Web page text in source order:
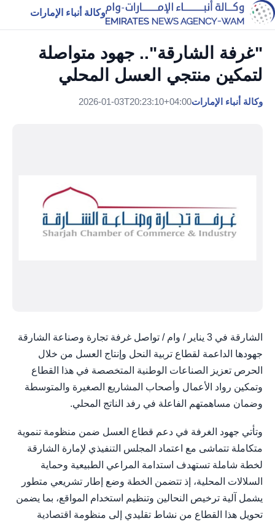
وكالة أنباء الإمارات
"غرفة الشارقة".. جهود متواصلة
لتمكين منتجي العسل المحلي
وكالة أنباء الإمارات2026-01-03T20:23:10+04:00
الشارقة في 3 يناير / وام / تواصل غرفة تجارة وصناعة الشارقة
جهودها الداعمة لقطاع تربية النحل وإنتاج العسل من خلال
الحرص تعزيز الصناعات الوطنية المتخصصة في هذا القطاع
وتمكين رواد الأعمال وأصحاب المشاريع الصغيرة والمتوسطة
وضمان مساهمتهم الفاعلة في رفد الناتج المحلي.
وتأتي جهود الغرفة في دعم قطاع العسل ضمن منظومة تنموية
متكاملة تتماشى مع اعتماد المجلس التنفيذي لإمارة الشارقة
لخطة شاملة تستهدف استدامة المراعي الطبيعية وحماية
السلالات المحلية، إذ تتضمن الخطة وضع إطار تشريعي متطور
يشمل آلية ترخيص النحالين وتنظيم استخدام المواقع، بما يضمن
تحويل هذا القطاع من نشاط تقليدي إلى منظومة اقتصادية